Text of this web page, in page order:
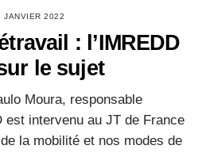
JANVIER 2022
: l’IMREDD
le sujet
Moura, responsable
est intervenu au JT de France
la mobilité et nos modes de